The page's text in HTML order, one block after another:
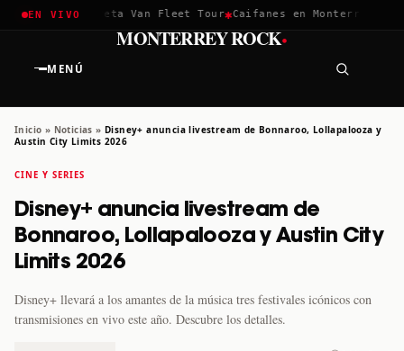
EN VIVO
2026 ✱Greta Van Fleet Tour✱Caifanes en Monterrey · 12
MENÚ
MONTERREY ROCK·
Inicio » Noticias » Disney+ anuncia livestream de Bonnaroo, Lollapalooza y
Austin City Limits 2026
CINE Y SERIES
Disney+ anuncia livestream de
Bonnaroo, Lollapalooza y Austin City
Limits 2026
Disney+ llevará a los amantes de la música tres festivales icónicos con
transmisiones en vivo este año. Descubre los detalles.